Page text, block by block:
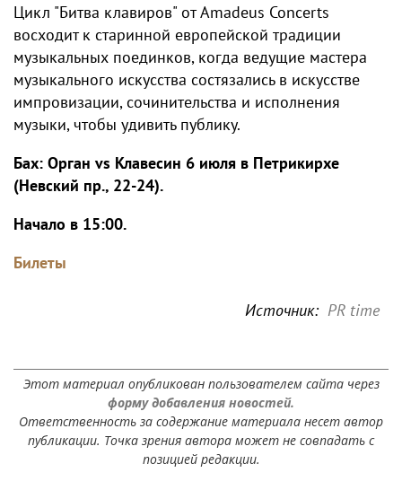
Цикл "Битва клавиров" от Amadeus Concerts
восходит к старинной европейской традиции
музыкальных поединков, когда ведущие мастера
музыкального искусства состязались в искусстве
импровизации, сочинительства и исполнения
музыки, чтобы удивить публику.
Бах: Орган vs Клавесин 6 июля в Петрикирхе
(Невский пр., 22-24).
Начало в 15:00.
Билеты
Источник: PR time
Этот материал опубликован пользователем сайта через
форму добавления новостей.
Ответственность за содержание материала несет автор
публикации. Точка зрения автора может не совпадать с
позицией редакции.